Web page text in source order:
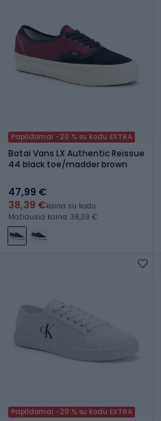
Papildomai -20 % su kodu EXTRA
Batai Vans LX Authentic Reissue
44 black toe/madder brown
47,99 €
38,39 €kaina su kodu
Mažiausia kaina: 38,39 €
Papildomai -20 % su kodu EXTRA